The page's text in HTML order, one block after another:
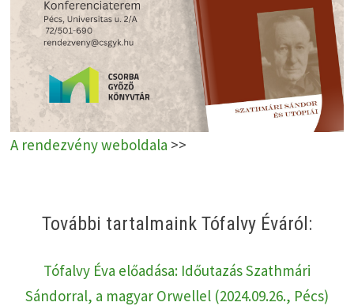
A rendezvény weboldala >>
További tartalmaink Tófalvy Éváról:
Tófalvy Éva előadása: Időutazás Szathmári
Sándorral, a magyar Orwellel (2024.09.26., Pécs)